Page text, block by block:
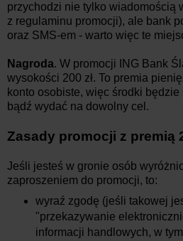
przychodzi nie tylko wiadomością
z regulaminu promocji), ale bank
oraz SMS-em - warto więc te
Nagroda. W promocji ING Bank
wysokości 200 zł. To premia
konto osobiste, więc środki będzie
bądź wydać na dowolny cel.
Zasady promocji z premią
Jeśli jesteś w gronie osób
zaproszeniem do promocji, to:
wyraź zgodę (jeśli takowej
"przekazywanie
informacji handlowych, w